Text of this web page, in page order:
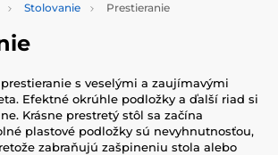
Stolovanie Prestieranie
s veselými a zaujímavými
Efektné okrúhle podložky a ďalší riad si
Krásne prestretý stôl sa začína
plastové podložky sú nevyhnutnosťou,
zabraňujú zašpineniu stola alebo